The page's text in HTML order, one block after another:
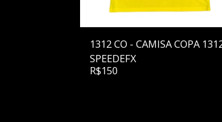
1312 CO - CAMISA COPA
SPEEDEFX
R$150